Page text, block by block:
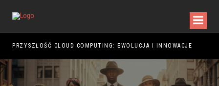
PRZYSZŁOŚĆ CLOUD COMPUTING: EWOLUCJA I INNOWACJE